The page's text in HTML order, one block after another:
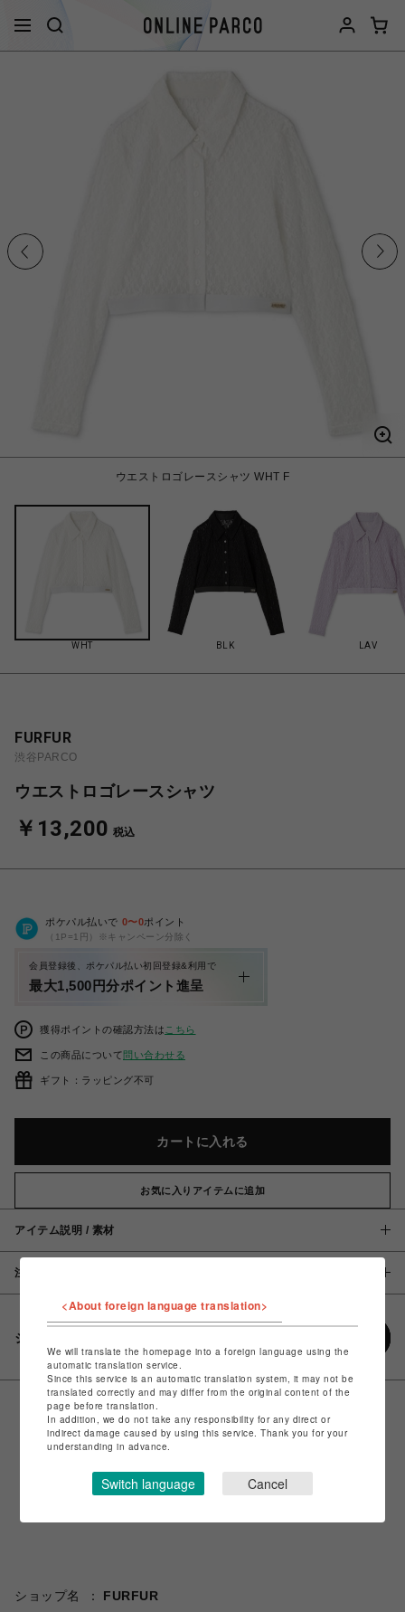
ウエストロゴレースシャツ WHT F
WHT BLK LAV
FURFUR
渋谷PARCO
ウエストロゴレースシャツ
￥13,200 税込
ポケパル払いで 0〜0ポイント
（1P=1円）※キャンペーン分除く
会員登録後、ポケパル払い初回登録&利用で
最大1,500円分ポイント進呈
獲得ポイントの確認方法は こちら
この商品について問い合わせる
ギフト：ラッピング不可
カートに入れる
お気に入りアイテムに追加
アイテム説明 / 素材
注意事項
シェアする
ショップ名
FURFUR
<About foreign language translation>
We will translate the homepage into a foreign language using the
automatic translation service.
Since this service is an automatic translation system, it may not be
translated correctly and may differ from the original content of the
page before translation.
In addition, we do not take any responsibility for any direct or
indirect damage caused by using this service. Thank you for your
understanding in advance.
Switch language Cancel